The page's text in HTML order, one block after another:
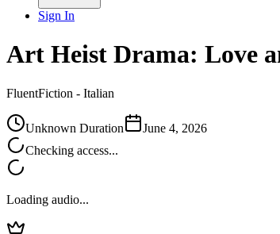
Sign In
Art Heist Drama: Love
FluentFiction - Italian
Unknown Duration
June 4, 2026
Checking access...
Loading audio...